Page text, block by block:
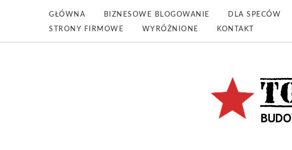
GŁÓWNA BIZNESOWE BLOGOWANIE DLA SPECÓW
STRONY FIRMOWE WYRÓŻNIONE KONTAKT